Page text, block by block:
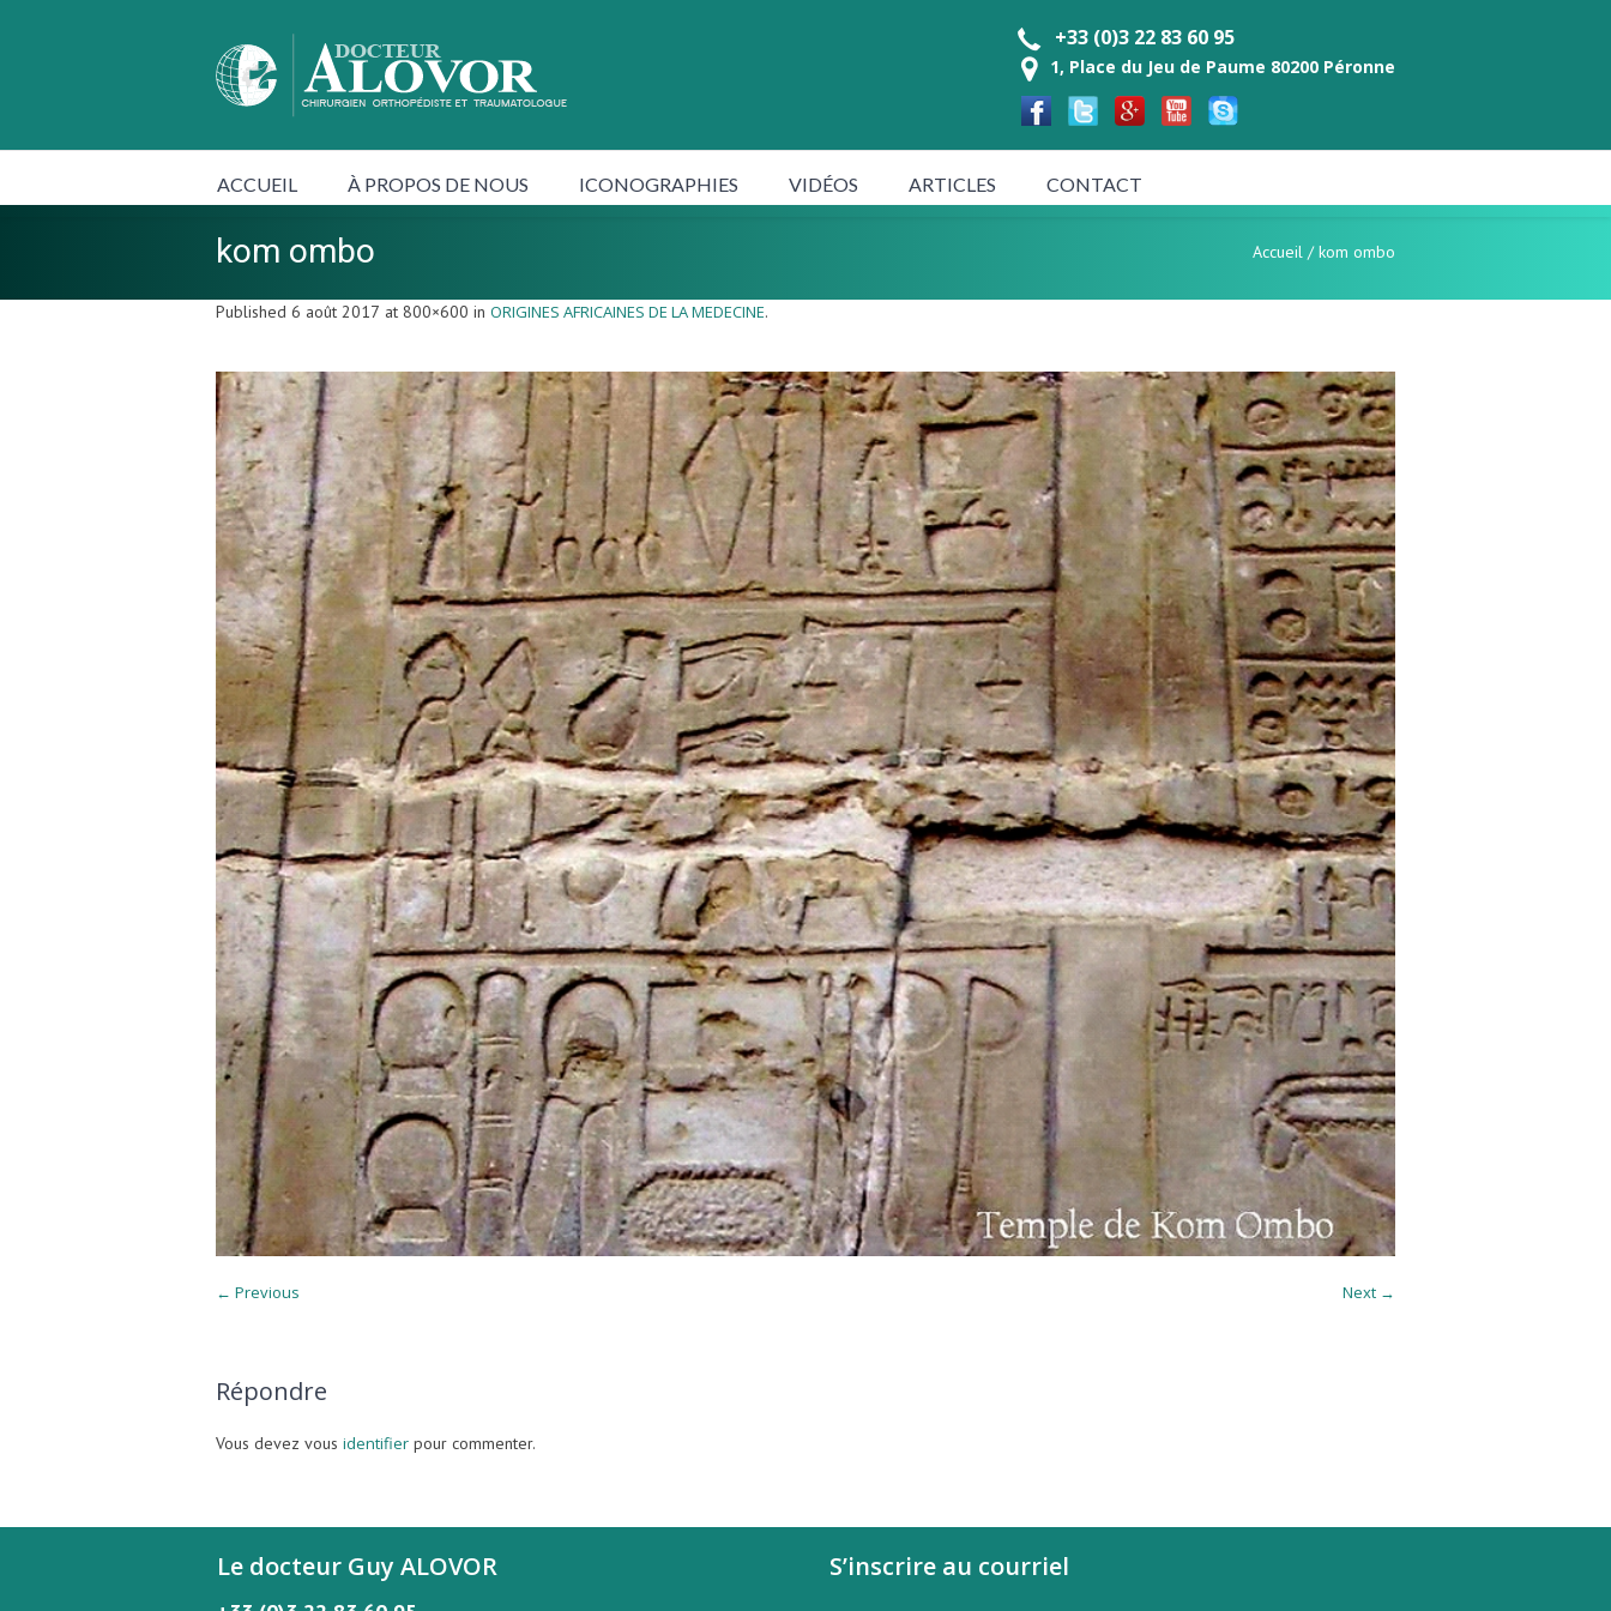
+33 (0)3 22 83 60 95
1, Place du Jeu de Paume 80200 Péronne
ACCUEIL À PROPOS DE NOUS ICONOGRAPHIES VIDÉOS ARTICLES CONTACT
kom ombo Accueil /kom ombo
Published 6 août 2017 at 800×600 in ORIGINES AFRICAINES DE LA MEDECINE.
← Previous Next →
Répondre
Vous devez vous identifier pour commenter.
Le docteur Guy ALOVOR S’inscrire au courriel